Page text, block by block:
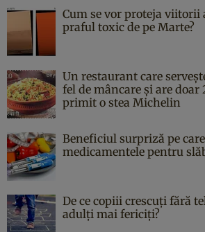
Cum se vor proteja viitorii
praful toxic de pe Marte?
Un restaurant care
fel de mâncare și are doar
primit o stea Michelin
Beneficiul surpriză pe
medicamentele pentru
De ce copiii crescuți fără
adulți mai fericiți?